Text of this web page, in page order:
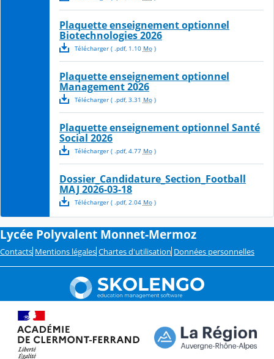
Plaquette enseignement optionnel
Biotechnologies 2026
Télécharger( .pdf, 1.10 Mo)
Plaquette enseignement optionnel
Management 2026
Télécharger( .pdf, 3.31 Mo)
Plaquette enseignement optionnel Santé
Social 2026
Télécharger( .pdf, 4.77 Mo)
Dossier_Candidature_Section_Football
MAJ 2026-03-18
Télécharger( .pdf, 2.04 Mo)
Lycée Polyvalent Monnet-Mermoz
Contacts Mentions légales Chartes d'utilisation Données personnelles